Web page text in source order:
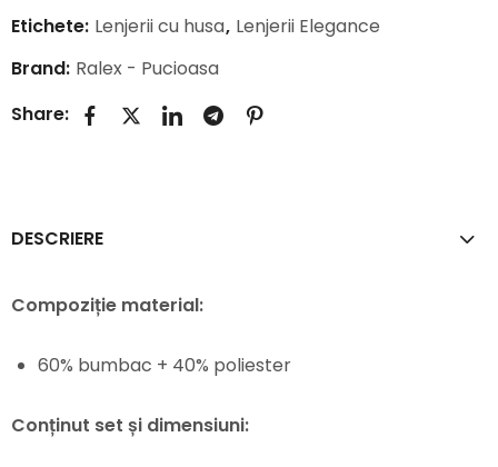
Etichete: Lenjerii cu husa, Lenjerii Elegance
Brand: Ralex - Pucioasa
Share:
DESCRIERE
Compoziție material:
60% bumbac + 40% poliester
Conținut set și dimensiuni: